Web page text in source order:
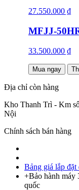
27.550.000 ₫
MFJJ-
33.500.000 ₫
Mua ngay
Địa chỉ còn hàng
Kho Thanh Trì - Km
Nội
Chính sách bán hàng
Bảng giá lắp đặt
+Bảo hành máy
quốc